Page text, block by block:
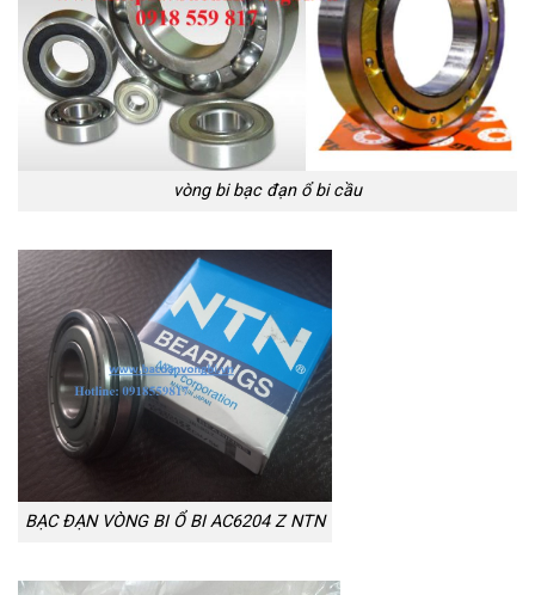
vòng bi bạc đạn ổ bi cầu
BẠC ĐẠN VÒNG BI Ổ BI AC6204 Z NTN